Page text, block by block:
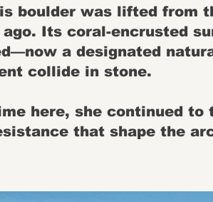
boulder was lifted from
Its coral-encrusted
a designated
collide in stone.
here, she continued
that shape the